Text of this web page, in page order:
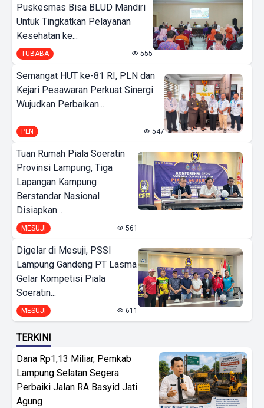
Puskesmas Bisa BLUD Mandiri
Untuk Tingkatkan Pelayanan
Kesehatan ke...
TUBABA 555
Semangat HUT ke-81 RI, PLN dan
Kejari Pesawaran Perkuat Sinergi
Wujudkan Perbaikan...
PLN 547
Tuan Rumah Piala Soeratin
Provinsi Lampung, Tiga
Lapangan Kampung
Berstandar Nasional
Disiapkan...
MESUJI 561
Digelar di Mesuji, PSSI
Lampung Gandeng PT Lasma
Gelar Kompetisi Piala
Soeratin...
MESUJI 611
TERKINI
Dana Rp1,13 Miliar, Pemkab
Lampung Selatan Segera
Perbaiki Jalan RA Basyid Jati
Agung